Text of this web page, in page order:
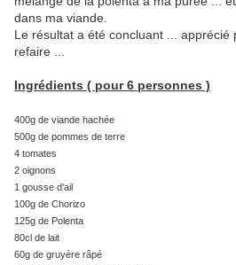
dans ma viande.
Le résultat a été concluant ... apprécié
refaire ...
Ingrédients ( pour 6 personnes )
400g de viande hachée
500g de pommes de terre
4 tomates
2 oignons
1 gousse d'ail
100g de Chorizo
125g de Polenta
80cl de lait
60g de gruyère râpé